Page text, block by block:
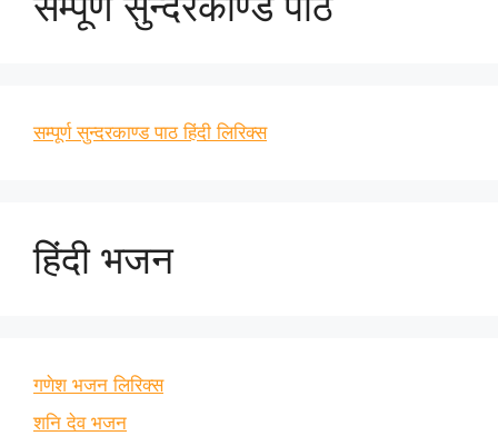
सम्पूर्ण सुन्दरकाण्ड पाठ हिंदी लिरिक्स
हिंदी भजन
गणेश भजन लिरिक्स
शनि देव भजन